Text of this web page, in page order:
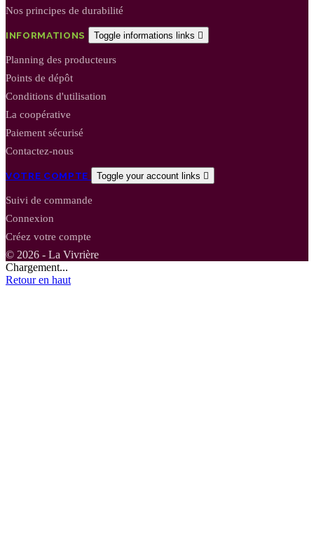
Nos principes de durabilité
INFORMATIONS Toggle informations links 
Planning des producteurs
Points de dépôt
Conditions d'utilisation
La coopérative
Paiement sécurisé
Contactez-nous
VOTRE COMPTE Toggle your account links 
Suivi de commande
Connexion
Créez votre compte
© 2026 - La Vivrière
Chargement...
Retour en haut